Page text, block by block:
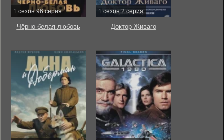
1 сезон 96 серия
Чёрно-белая любовь
1 сезон 2 серия
Доктор Живаго